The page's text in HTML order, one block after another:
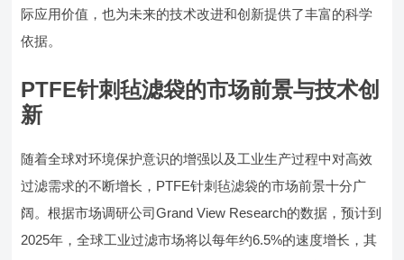
际应用价值，也为未来的技术改进和创新提供了丰富的科学
依据。
PTFE针刺毡滤袋的市场前景与技术创
新
随着全球对环境保护意识的增强以及工业生产过程中对高效
过滤需求的不断增长，PTFE针刺毡滤袋的市场前景十分广
阔。根据市场调研公司Grand View Research的数据，预计到
2025年，全球工业过滤市场将以每年约6.5%的速度增长，其